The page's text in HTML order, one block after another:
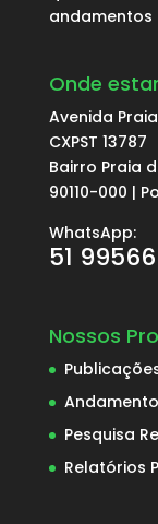
andamentos
Onde
Avenida
CXPST 13787
Bairro Praia
90110-000 |
WhatsApp:
51
Nossos
Pesquisa
Relatórios